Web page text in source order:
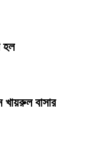
হল
খায়রুল বাসার